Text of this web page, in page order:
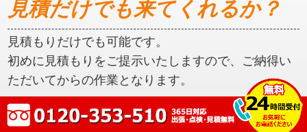
見積だけでも来てくれるか？
見積もりだけでも可能です。
初めに見積もりをご提示いたしますので、ご納得い
ただいてからの作業となります。
山口県熊毛郡平生町竪ケ浜